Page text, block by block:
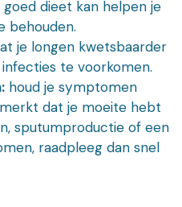
goed dieet kan helpen je
behouden.
je longen kwetsbaarder
te voorkomen.
houd je symptomen
dat je moeite hebt
sputumproductie of een
raadpleeg dan snel